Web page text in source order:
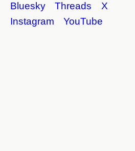
Bluesky
Threads
X
Instagram
YouTube